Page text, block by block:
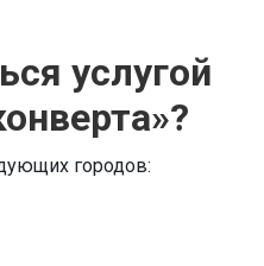
услугой
городов: